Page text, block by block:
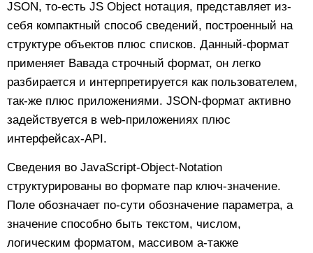
JSON, то-есть JS Object нотация, представляет из-
себя компактный способ сведений, построенный на
структуре объектов плюс списков. Данный-формат
применяет Вавада строчный формат, он легко
разбирается и интерпретируется как пользователем,
так-же плюс приложениями. JSON-формат активно
задействуется в web-приложениях плюс
интерфейсах-API.
Сведения во JavaScript-Object-Notation
структурированы во формате пар ключ-значение.
Поле обозначает по-сути обозначение параметра, а
значение способно быть текстом, числом,
логическим форматом, массивом а-также